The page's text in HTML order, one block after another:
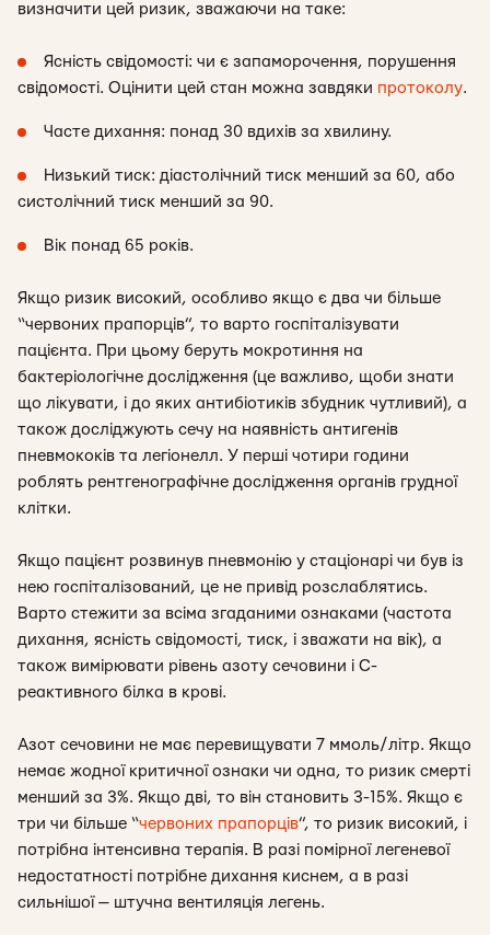
визначити цей ризик, зважаючи на таке:
Ясність свідомості: чи є запаморочення, порушення
свідомості. Оцінити цей стан можна завдяки протоколу.
Часте дихання: понад 30 вдихів за хвилину.
Низький тиск: діастолічний тиск менший за 60, або
систолічний тиск менший за 90.
Вік понад 65 років.
Якщо ризик високий, особливо якщо є два чи більше
“червоних прапорців”, то варто госпіталізувати
пацієнта. При цьому беруть мокротиння на
бактеріологічне дослідження (це важливо, щоби знати
що лікувати, і до яких антибіотиків збудник чутливий), а
також досліджують сечу на наявність антигенів
пневмококів та легіонелл. У перші чотири години
роблять рентгенографічне дослідження органів грудної
клітки.
Якщо пацієнт розвинув пневмонію у стаціонарі чи був із
нею госпіталізований, це не привід розслаблятись.
Варто стежити за всіма згаданими ознаками (частота
дихання, ясність свідомості, тиск, і зважати на вік), а
також вимірювати рівень азоту сечовини і С-
реактивного білка в крові.
Азот сечовини не має перевищувати 7 ммоль/літр. Якщо
немає жодної критичної ознаки чи одна, то ризик смерті
менший за 3%. Якщо дві, то він становить 3-15%. Якщо є
три чи більше “червоних прапорців”, то ризик високий, і
потрібна інтенсивна терапія. В разі помірної легеневої
недостатності потрібне дихання киснем, а в разі
сильнішої — штучна вентиляція легень.